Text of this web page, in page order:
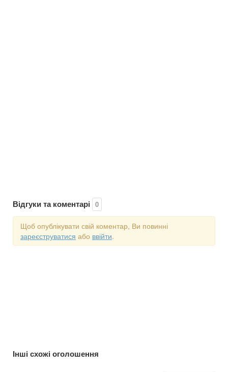
Відгуки та коментарі 0
Щоб опублікувати свій коментар, Ви повинні
зареєструватися або ввійти.
Інші схожі оголошення